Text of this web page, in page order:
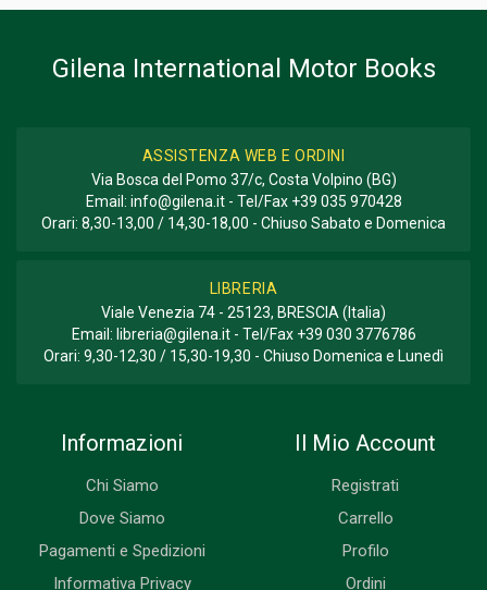
Gilena International Motor Books
ASSISTENZA WEB E ORDINI
Via Bosca del Pomo 37/c, Costa Volpino (BG)
Email: info@gilena.it- Tel/Fax +39 035 970428
Orari: 8,30-13,00 / 14,30-18,00 - Chiuso Sabato e Domenica
LIBRERIA
Viale Venezia 74 - 25123, BRESCIA (Italia)
Email: libreria@gilena.it- Tel/Fax +39 030 3776786
Orari: 9,30-12,30 / 15,30-19,30 - Chiuso Domenica e Lunedì
Informazioni
Chi Siamo
Dove Siamo
Pagamenti e Spedizioni
Informativa Privacy
Il Mio Account
Registrati
Carrello
Profilo
Ordini